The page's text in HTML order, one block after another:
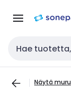
navigointiin
Haku
Näytä